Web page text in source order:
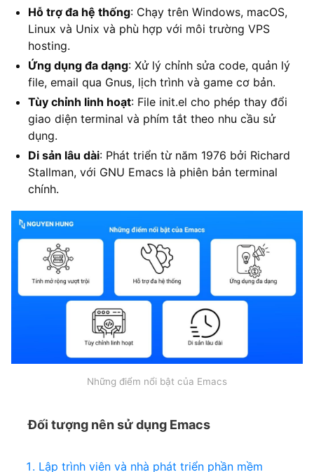
Hỗ trợ đa hệ thống: Chạy trên Windows, macOS,
Linux và Unix và phù hợp với môi trường VPS
hosting.
Ứng dụng đa dạng: Xử lý chỉnh sửa code, quản lý
file, email qua Gnus, lịch trình và game cơ bản.
Tùy chỉnh linh hoạt: File init.el cho phép thay đổi
giao diện terminal và phím tắt theo nhu cầu sử
dụng.
Di sản lâu dài: Phát triển từ năm 1976 bởi Richard
Stallman, với GNU Emacs là phiên bản terminal
chính.
Những điểm nổi bật của Emacs
Đối tượng nên sử dụng Emacs
Lập trình viên và nhà phát triển phần mềm